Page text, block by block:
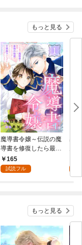
もっと見る
魔導書令嬢～伝説の魔
導書を修復したら最強
の精霊が味方になりま
した（クールな王弟殿
165
試読フル
寡
の
～
もっと見る